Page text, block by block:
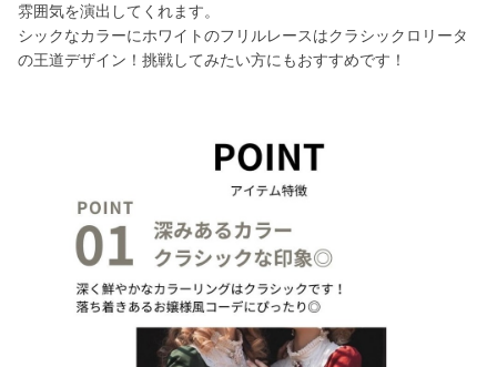
雰囲気を演出してくれます。
シックなカラーにホワイトのフリルレースはクラシックロリータ
の王道デザイン！挑戦してみたい方にもおすすめです！